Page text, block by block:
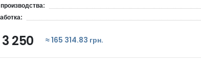
250 ≈ 165 314.83 грн.